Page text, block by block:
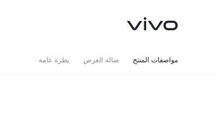
نظرة عامة صالة العرض مواصفات المنتج